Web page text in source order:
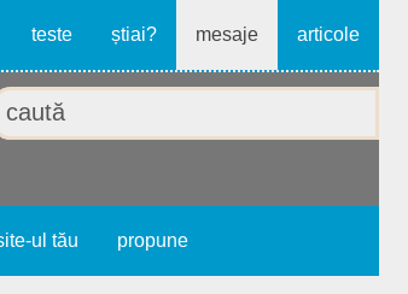
teste știai? mesaje articole
ul tău propune